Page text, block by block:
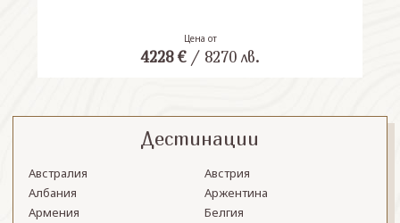
Цена от
4228 €/ 8270 лв.
Дестинации
Австралия
Австрия
Албания
Аржентина
Армения
Белгия